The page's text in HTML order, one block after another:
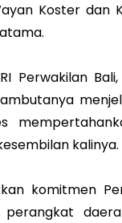
Koster dan
Perwakilan
kalinya.
komitmen